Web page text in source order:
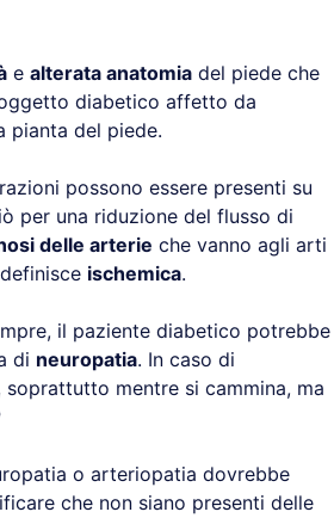
e alterata anatomia del piede che
diabetico affetto da
pianta del piede.
possono essere presenti su
per una riduzione del flusso di
delle arterie che vanno agli arti
ischemica.
il paziente diabetico potrebbe
di neuropatia. In caso di
soprattutto mentre si cammina, ma
o arteriopatia dovrebbe
che non siano presenti delle